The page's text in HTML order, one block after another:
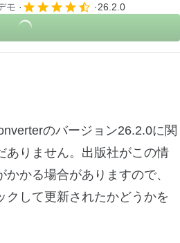
モ 26.2.0
のバージョン26.2.0に関
ありません。出版社がこの情
かる場合がありますので、
クして更新されたかどうかを